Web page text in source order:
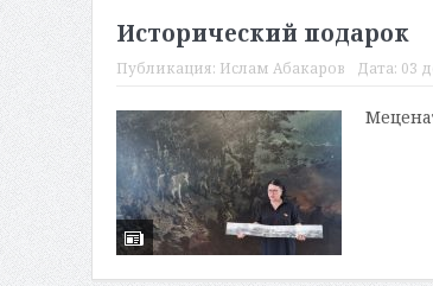
Исторический подарок
Публикация: Ислам Абакаров Дата: 03